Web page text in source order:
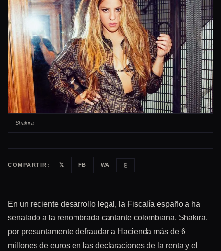
Shakira
COMPARTIR: 𝕏 FB WA ⎘
En un reciente desarrollo legal, la Fiscalía española ha
señalado a la renombrada cantante colombiana, Shakira,
por presuntamente defraudar a Hacienda más de 6
millones de euros en las declaraciones de la renta y el